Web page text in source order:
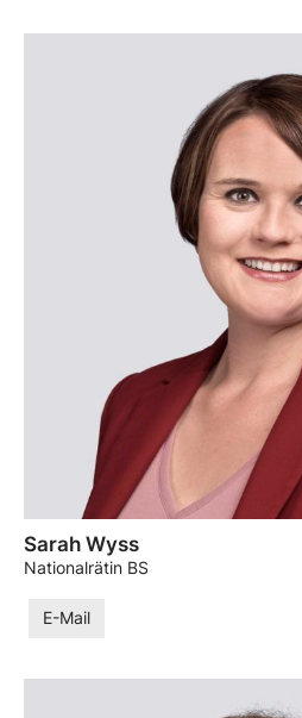
Sarah Wyss
Nationalrätin BS
E-Mail